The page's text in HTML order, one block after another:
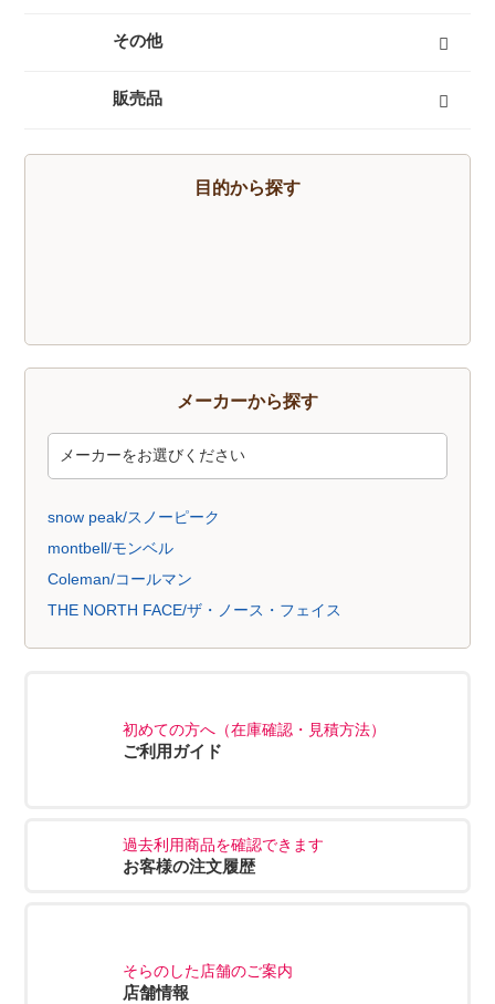
燃料式ランタン
ガス式ランタン
電池式ランタン
ヘッドランプ
ランタンポール
その他
キャリーカート
チェア（椅子）
スパッツ（ゲイター）
サポートタイツ
防寒タイツ
ヘルメット
クーラーボックス
天体望遠鏡
トレッキンググローブ
サングラス
トレッキングパンツ
ハイドレーション
ソーラーチャージャー
熊よけ・熊撃退
販売品
トレッキングソックス
燃料
酸素缶
帽子
手袋
ハイドレーション
そらのしたオリジナルＴシャツ
すべて
目的から探す
メーカーから探す
snow peak/スノーピーク
montbell/モンベル
Coleman/コールマン
THE NORTH FACE/ザ・ノース・フェイス
初めての方へ（在庫確認・見積方法）
ご利用ガイド
過去利用商品を確認できます
お客様の注文履歴
そらのした店舗のご案内
店舗情報